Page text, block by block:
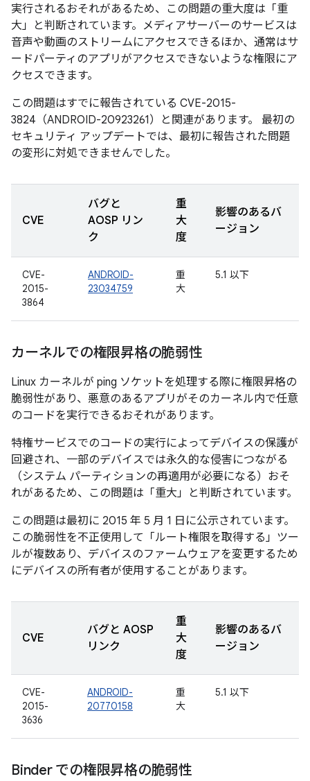
実行されるおそれがあるため、この問題の重大度は「重
大」と判断されています。メディアサーバーのサービスは
音声や動画のストリームにアクセスできるほか、通常はサ
ードパーティのアプリがアクセスできないような権限にア
クセスできます。
この問題はすでに報告されている CVE-2015-
3824（ANDROID-20923261）と関連があります。 最初の
セキュリティ アップデートでは、最初に報告された問題
の変形に対処できませんでした。
CVE
バグと
AOSP リン
ク
重
大
度
影響のあるバ
ージョン
CVE-
2015-
3864
ANDROID-
23034759
重
大
5.1 以下
カーネルでの権限昇格の脆弱性
Linux カーネルが ping ソケットを処理する際に権限昇格の
脆弱性があり、悪意のあるアプリがそのカーネル内で任意
のコードを実行できるおそれがあります。
特権サービスでのコードの実行によってデバイスの保護が
回避され、一部のデバイスでは永久的な侵害につながる
（システム パーティションの再適用が必要になる）おそ
れがあるため、この問題は「重大」と判断されています。
この問題は最初に 2015 年 5 月 1 日に公示されています。
この脆弱性を不正使用して「ルート権限を取得する」ツー
ルが複数あり、デバイスのファームウェアを変更するため
にデバイスの所有者が使用することがあります。
CVE
バグと AOSP
リンク
重
大
度
影響のあるバ
ージョン
CVE-
2015-
3636
ANDROID-
20770158
重
大
5.1 以下
Binder での権限昇格の脆弱性